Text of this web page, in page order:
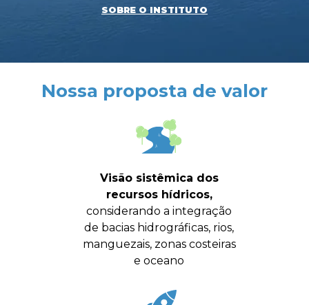
SOBRE O INSTITUTO
Nossa proposta de valor
Visão sistêmica dos
recursos hídricos,
considerando a integração
de bacias hidrográficas, rios,
manguezais, zonas costeiras
e oceano